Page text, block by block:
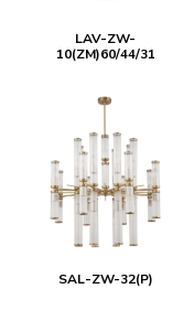
LAV-ZW-
10(ZM)60/44/31
SAL-ZW-32(P)